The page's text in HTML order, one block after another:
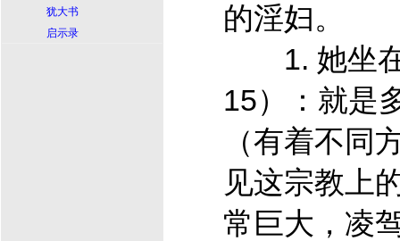
犹大书
启示录
的淫妇。
1. 她坐在
15）：就是
（有着不同
见这宗教上
常巨大，凌